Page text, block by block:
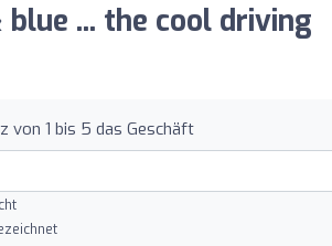
... the cool driving
von 1 bis 5 das Geschäft